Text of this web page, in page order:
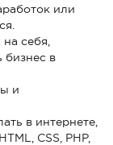
или
себя,
бизнес в
и
в интернете,
CSS, PHP,